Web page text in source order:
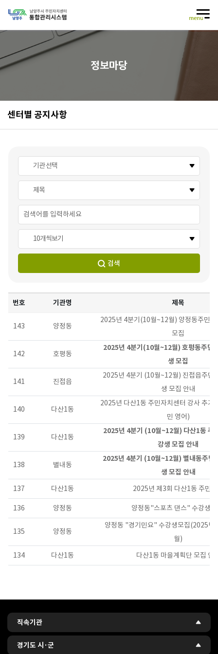
정보마당
센터별 공지사항
기관 선택
제목
10개씩보기
검색
번호 기관명 제목
143 양정동
2025년 4분기(10월~12월) 양정동주민자
모집
142 호평동
2025년 4분기(10월~12월) 호평동주민
생 모집
141 진접읍
2025년 4분기 (10월~12월) 진접읍주민
생 모집 안내
140 다산1동
2025년 다산1동 주민자치센터 강사 추가
민 영어)
139 다산1동
2025년 4분기 (10월~12월) 다산1동 주
강생 모집 안내
138 별내동
2025년 4분기 (10월~12월) 별내동주민
생 모집 안내
137
다산1동 2025년 제3회 다산1동 주민
136 양정동 양정동"스포츠 댄스" 수강생
135 양정동
양정동 "경기민요" 수강생모집(2025년
월)
134
다산1동 다산1동 마을계획단 모집 안
관련사이트
직속기관
경기도 시·군